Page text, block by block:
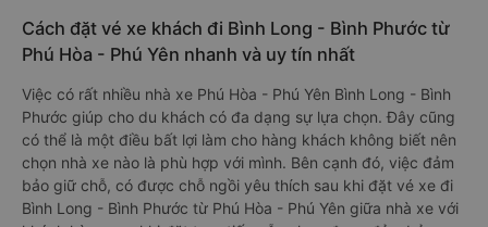
Cách đặt vé xe khách đi Bình Long - Bình Phước từ
Phú Hòa - Phú Yên nhanh và uy tín nhất
Việc có rất nhiều nhà xe Phú Hòa - Phú Yên Bình Long - Bình
Phước giúp cho du khách có đa dạng sự lựa chọn. Đây cũng
có thể là một điều bất lợi làm cho hàng khách không biết nên
chọn nhà xe nào là phù hợp với mình. Bên cạnh đó, việc đảm
bảo giữ chỗ, có được chỗ ngồi yêu thích sau khi đặt vé xe đi
Bình Long - Bình Phước từ Phú Hòa - Phú Yên giữa nhà xe với